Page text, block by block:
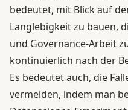
bedeutet, mit Blick auf
Langlebigkeit zu bauen,
und Governance-Arbeit
kontinuierlich nach der
Es bedeutet auch, die
vermeiden, indem man